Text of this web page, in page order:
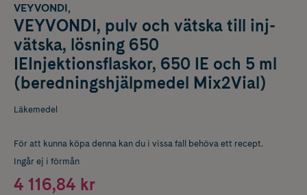
VEYVONDI,
VEYVONDI, pulv och vätska till inj-
vätska, lösning 650
IEInjektionsflaskor, 650 IE och 5 ml
(beredningshjälpmedel Mix2Vial)
Läkemedel
För att kunna köpa denna kan du i vissa fall behöva ett recept.
Ingår ej i förmån
4 116,84 kr